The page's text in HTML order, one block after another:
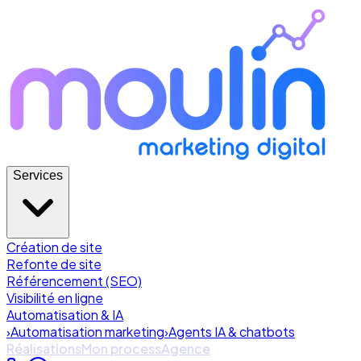
Services
Création de site
Refonte de site
Référencement (SEO)
Visibilité en ligne
Automatisation & IA
›Automatisation marketing›Agents IA & chatbots
RéalisationsMon processAgence